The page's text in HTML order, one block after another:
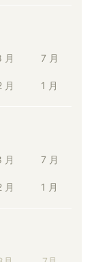
月 7 月
月 1 月
月 7 月
月 1 月